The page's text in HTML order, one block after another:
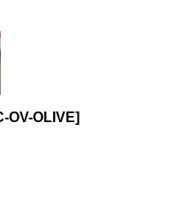
OV-OLIVE]